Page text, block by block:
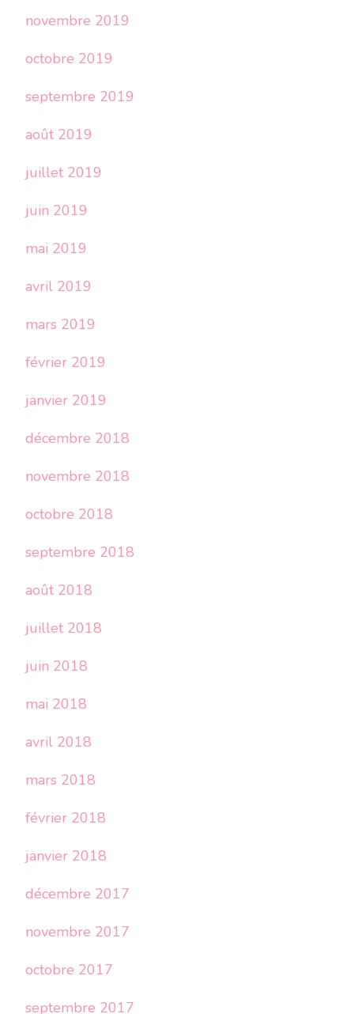
novembre 2019
octobre 2019
septembre 2019
août 2019
juillet 2019
juin 2019
mai 2019
avril 2019
mars 2019
février 2019
janvier 2019
décembre 2018
novembre 2018
octobre 2018
septembre 2018
août 2018
juillet 2018
juin 2018
mai 2018
avril 2018
mars 2018
février 2018
janvier 2018
décembre 2017
novembre 2017
octobre 2017
septembre 2017